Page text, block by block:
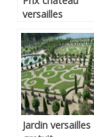
versailles
Jardin versailles